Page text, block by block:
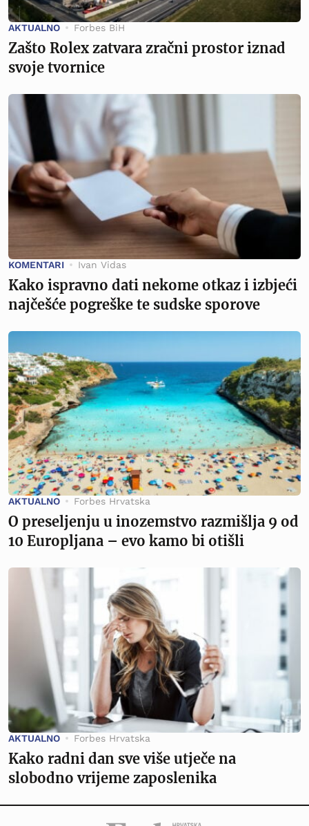
AKTUALNO Forbes BiH
Zašto Rolex zatvara zračni prostor iznad
svoje tvornice
KOMENTARI Ivan Vidas
Kako ispravno dati nekome otkaz i izbjeći
najčešće pogreške te sudske sporove
AKTUALNO Forbes Hrvatska
O preseljenju u inozemstvo razmišlja 9 od
10 Europljana – evo kamo bi otišli
AKTUALNO Forbes Hrvatska
Kako radni dan sve više utječe na
slobodno vrijeme zaposlenika